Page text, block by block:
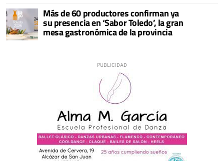
Más de 60 productores confirman ya
su presencia en ‘Sabor Toledo’, la gran
mesa gastronómica de la provincia